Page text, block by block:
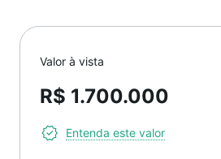
Valor à vista
R$ 1.700.000
Entenda este valor